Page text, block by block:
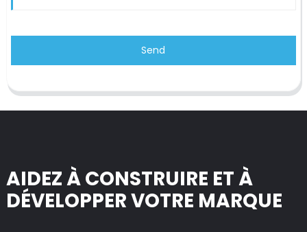
Send
AIDEZ À CONSTRUIRE ET À
DÉVELOPPER VOTRE MARQUE